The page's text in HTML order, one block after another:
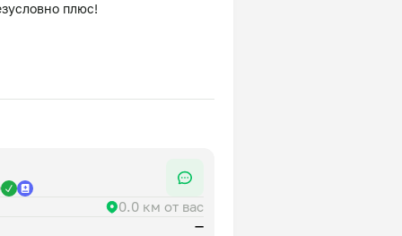
плюс!
рафинированное,
0.0 км от вас
—